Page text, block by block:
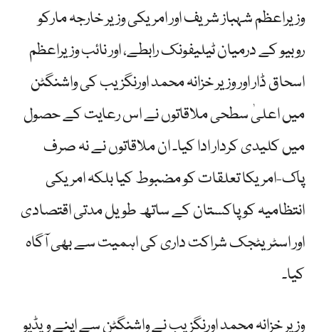
وزیراعظم شہباز شریف اور امریکی وزیر خارجہ مارکو
روبیو کے درمیان ٹیلیفونک رابطے، اور نائب وزیراعظم
اسحاق ڈار اور وزیر خزانہ محمد اورنگزیب کی واشنگٹن
میں اعلیٰ سطحی ملاقاتوں نے اس رعایت کے حصول
میں کلیدی کردار ادا کیا۔ ان ملاقاتوں نے نہ صرف
پاک-امریکا تعلقات کو مضبوط کیا بلکہ امریکی
انتظامیہ کو پاکستان کے ساتھ طویل مدتی اقتصادی
اور اسٹریٹجک شراکت داری کی اہمیت سے بھی آگاہ
کیا۔
وزیر خزانہ محمد اورنگزیب نے واشنگٹن سے اپنے ویڈیو